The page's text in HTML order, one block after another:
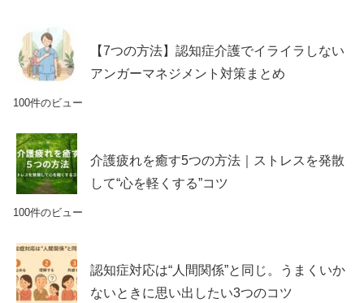
【7つの方法】認知症介護でイライラしない
アンガーマネジメント対策まとめ
100件のビュー
介護疲れを癒す5つの方法｜ストレスを発散
して“心を軽くする”コツ
100件のビュー
認知症対応は“人間関係”と同じ。うまくいか
ないときに思い出したい3つのコツ